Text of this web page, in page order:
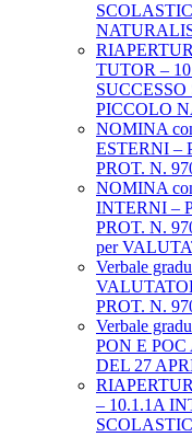
TUTOR –
PICCOLO
NOMINA
ESTERNI –
PROT. N.
NOMINA
INTERNI –
PROT. N.
per
Verbale
PROT. N.
Verbale
PON E
DEL 27
– 10.1.1A